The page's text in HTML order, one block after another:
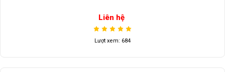
Liên hệ
Lượt xem: 684